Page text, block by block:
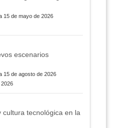
15 de mayo de 2026
escenarios
15 de agosto de 2026
2026
tecnológica en la